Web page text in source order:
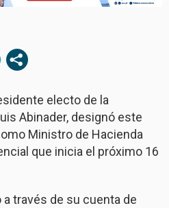
electo de la
Abinader, designó este
Ministro de Hacienda
que inicia el próximo 16
través de su cuenta de